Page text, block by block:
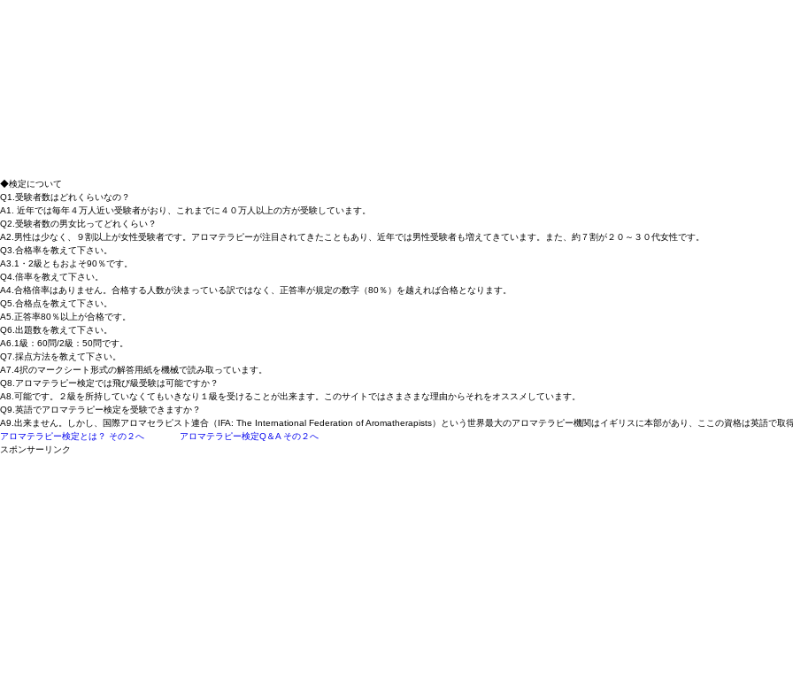
◆検定について
Q1.受験者数はどれくらいなの？
A1. 近年では毎年４万人 近い受験者がおり、これまでに ４０万人以上の方が受験しています。
Q2.受験者数の男女比ってどれくらい？
A2.男性は少なく、
９割以上が女性受験者です。アロマテラピーが注目されてきたこともあり、 近年では男性受験者も増えてきています 。また、約７割が２０～３０代女性です。
Q3.合格率を教えて下さい。
A3.1・2級ともおよそ90％です。
Q4.倍率を教えて下さい。
A4.合格倍率はありません。合格する人数が決まっている訳ではなく、正答率が規定の数字（80％）を越えれば合格となります。
Q5.合格点を教えて下さい。
A5. 正答率80％以上が合格です。
Q6.出題数を教えて下さい。
A6. 1級：60問/2級：50問です。
Q7.採点方法を教えて下さい。
A7.4択のマークシート形式の解答用紙を機械で読み取っています。
Q8.アロマテラピー検定では飛び級受験は可能ですか？
A8.可能です。２級を所持していなくてもいきなり１級を受けることが出来ます。このサイトではさまさまな理由からそれをオススメしています。
Q9.英語でアロマテラピー検定を受験できますか？
A9.出来ません。しかし、国際アロマセラピスト連合（IFA: The International Federation of Aromatherapists）という世界最大のアロマテラピー機関はイギリスに本部があり、ここの資格は英語で取得
アロマテラピー検定とは？ その２へ
アロマテラピー検定Q＆A その２へ
スポンサーリンク